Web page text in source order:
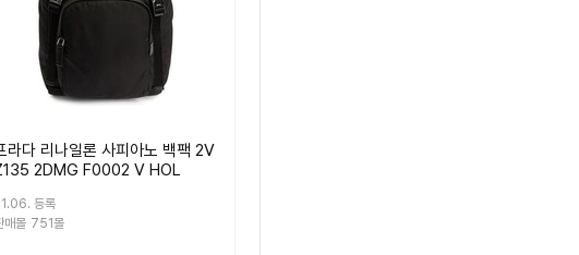
라다 리나일론 사피아노 백팩 2V
2DMG F0002 V HOL
등록
매몰 751몰